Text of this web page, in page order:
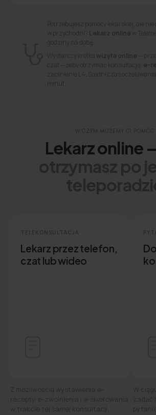
Potrzebujesz pomocy lekarskiej, ale
w przychodni? Lekarz online w
godziny na dobę.
Wystarczy krótka wizyta online —
czat — żeby otrzymać konsultację, e-
zwolnienie L4. Średni czas oczekiwania
minut.
W CZYM MOŻEMY CI POMÓC
Lekarz online
otrzymasz po
TELEKONSULTACJA
Lekarz przez telefon,
czat lub wideo
Z możliwością wystawienia e-
recepty, e-zwolnienia i e-skierowania
w trakcie tej samej konsultacji.
W
zadać